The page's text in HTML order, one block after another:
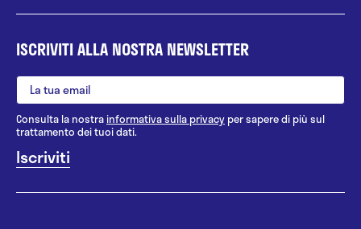
ISCRIVITI ALLA NOSTRA NEWSLETTER
Consulta la nostrainformativa sulla privacy per sapere di più sul
trattamento dei tuoi dati.